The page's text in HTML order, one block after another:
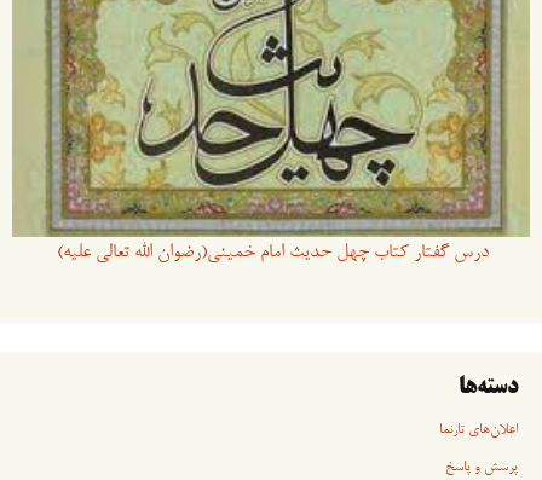
درس گفتار کتاب چهل حدیث امام خمینی(رضوان الله تعالی علیه)
دسته‌ها
اعلان‌های تارنما
پرسش و پاسخ